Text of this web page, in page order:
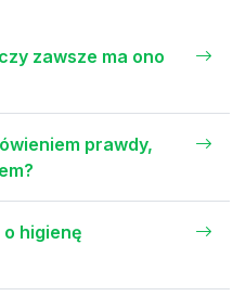
zawsze ma ono
prawdy,
higienę